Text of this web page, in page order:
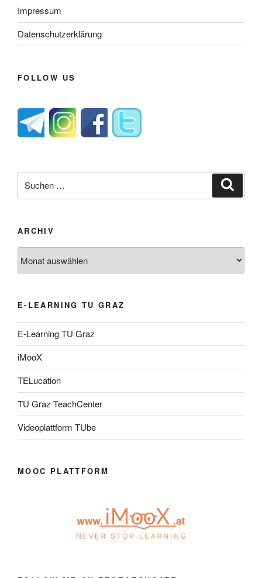
Impressum
Datenschutzerklärung
FOLLOW US
nach:
ARCHIV
E-LEARNING TU GRAZ
E-Learning TU Graz
iMooX
TELucation
TU Graz TeachCenter
Videoplattform TUbe
MOOC PLATTFORM